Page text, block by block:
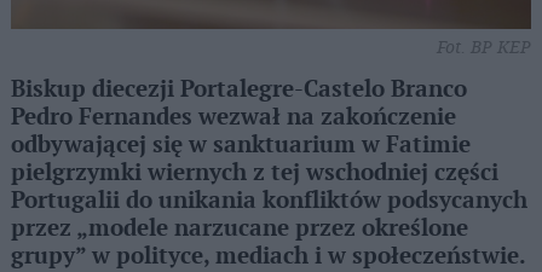
Fot. BP KEP
Biskup diecezji Portalegre-Castelo Branco
Pedro Fernandes wezwał na zakończenie
odbywającej się w sanktuarium w Fatimie
pielgrzymki wiernych z tej wschodniej części
Portugalii do unikania konfliktów podsycanych
przez „modele narzucane przez określone
grupy” w polityce, mediach i w społeczeństwie.